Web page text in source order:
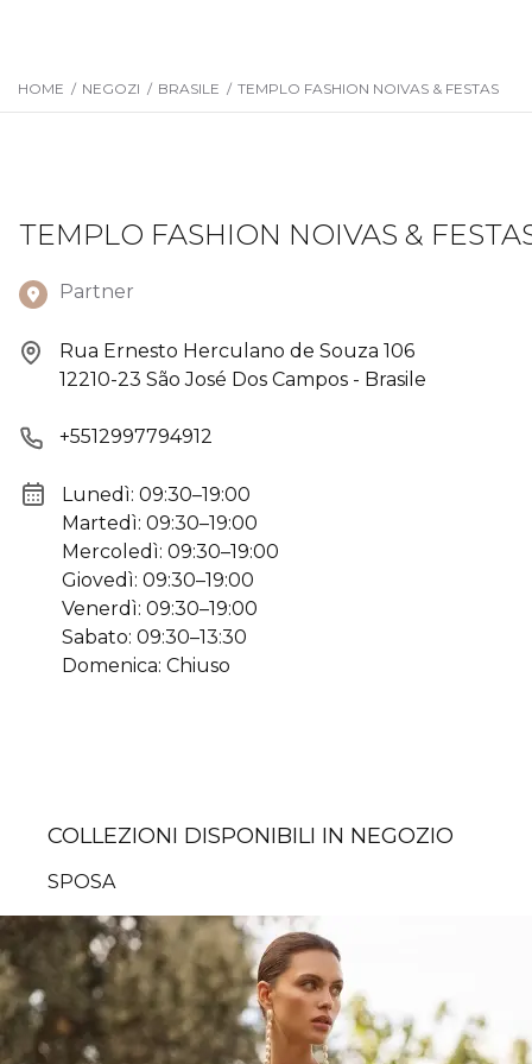
HOME / NEGOZI / BRASILE / TEMPLO FASHION NOIVAS & FESTAS
TEMPLO FASHION NOIVAS &
Partner
Rua Ernesto Herculano de Souza 106
12210-23 São José Dos Campos - Brasile
+5512997794912
Lunedì: 09:30–19:00
Martedì: 09:30–19:00
Mercoledì: 09:30–19:00
Giovedì: 09:30–19:00
Venerdì: 09:30–19:00
Sabato: 09:30–13:30
Domenica: Chiuso
COLLEZIONI DISPONIBILI IN NEGOZIO
SPOSA